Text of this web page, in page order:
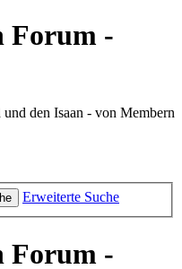
Forum -
den Isaan - von Membern
Erweiterte Suche
Forum -